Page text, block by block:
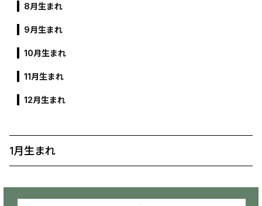
8月生まれ
9月生まれ
10月生まれ
11月生まれ
12月生まれ
1月生まれ